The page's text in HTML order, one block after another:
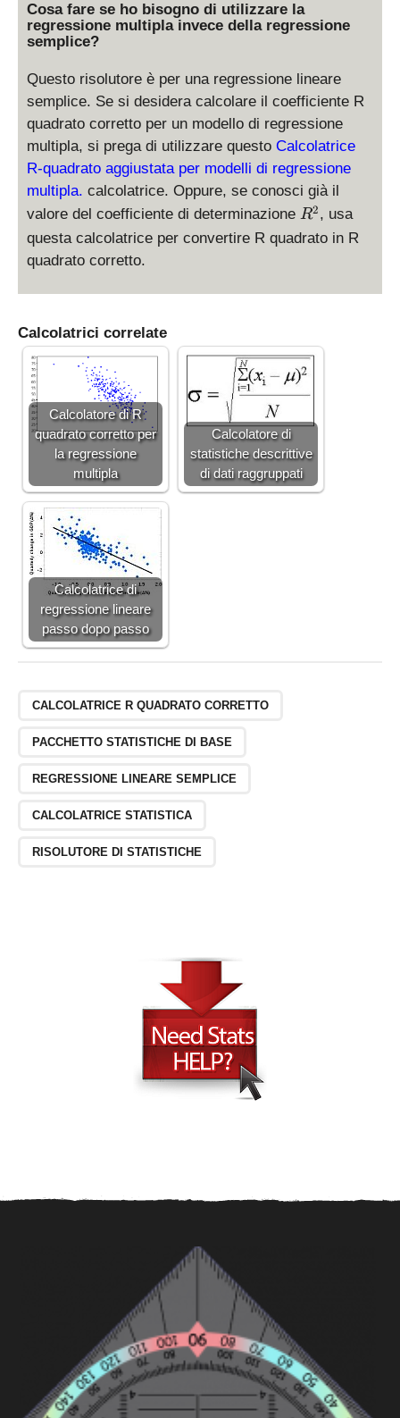
Cosa fare se ho bisogno di utilizzare la
regressione multipla invece della regressione
semplice?
Questo risolutore è per una regressione lineare
semplice. Se si desidera calcolare il coefficiente R
quadrato corretto per un modello di regressione
multipla, si prega di utilizzare questo Calcolatrice
R-quadrato aggiustata per modelli di regressione
multipla. calcolatrice. Oppure, se conosci già il
valore del coefficiente di determinazione R
^
R2, usa
questa calcolatrice per convertire R quadrato in R
quadrato corretto.
Calcolatrici correlate
Calcolatore di R
quadrato corretto per
la regressione
multipla
Calcolatore di
statistiche descrittive
di dati raggruppati
Calcolatrice di
regressione lineare
passo dopo passo
CALCOLATRICE R QUADRATO CORRETTO
PACCHETTO STATISTICHE DI BASE
REGRESSIONE LINEARE SEMPLICE
CALCOLATRICE STATISTICA
RISOLUTORE DI STATISTICHE